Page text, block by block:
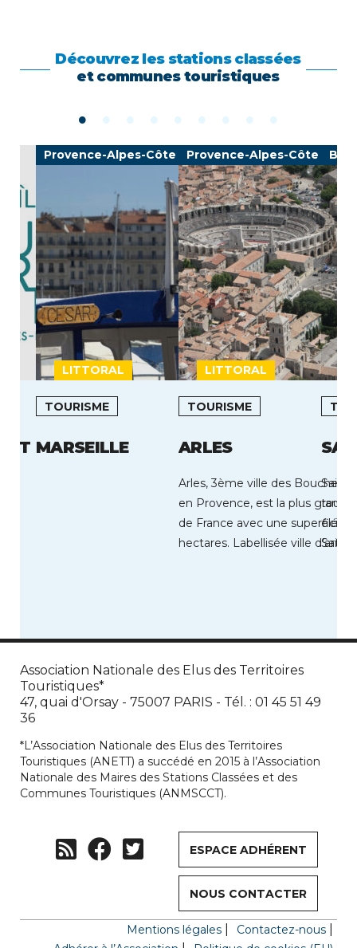
Découvrez les stations classées
et communes touristiques
LITTORAL
Provence-Alpes-Côte d'Azur
LITTORAL
TOURISME
MARSEILLE
Provence-Alpes-Côte
TOURISME
ARLES
Arles, 3ème ville des Bouches
en Provence, est la plus
de France avec une superficie
hectares. Labellisée ville d’art
Saint-
Saint-
Association Nationale des Elus des Territoires
Touristiques*
47, quai d'Orsay - 75007 PARIS - Tél. : 01 45 51 49
36
*L’Association Nationale des Elus des Territoires
Touristiques (ANETT) a succédé en 2015 à l’Association
Nationale des Maires des Stations Classées et des
Communes Touristiques (ANMSCCT).
ESPACE ADHÉRENT
NOUS CONTACTER
Mentions légales
Contactez-nous